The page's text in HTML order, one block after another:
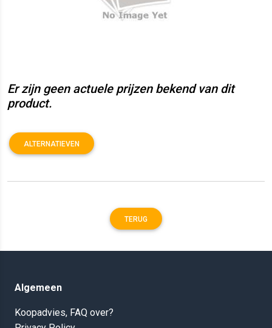
Er zijn geen actuele prijzen bekend van dit
product.
ALTERNATIEVEN
TERUG
Algemeen
Koopadvies, FAQ over?